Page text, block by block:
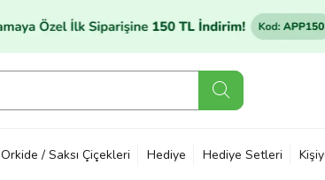
Orkide / Saksı Çiçekleri Hediye Hediye Setleri